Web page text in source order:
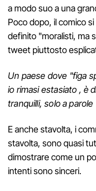
a modo suo a una
Poco dopo, il comico
definito "moralisti, ma
tweet piuttosto
Un paese dove "figa
io rimasi estasiato , è
tranquilli, solo a parole
E anche stavolta, i
stavolta, sono quasi
dimostrare come un
intenti sono sinceri.